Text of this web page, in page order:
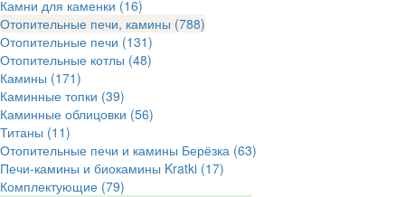
Камни для каменки (16)
Отопительные печи, камины (788)
Отопительные печи (131)
Отопительные котлы (48)
Камины (171)
Каминные топки (39)
Каминные облицовки (56)
Титаны (11)
Отопительные печи и камины Берёзка (63)
Печи-камины и биокамины Kratki (17)
Комплектующие (79)